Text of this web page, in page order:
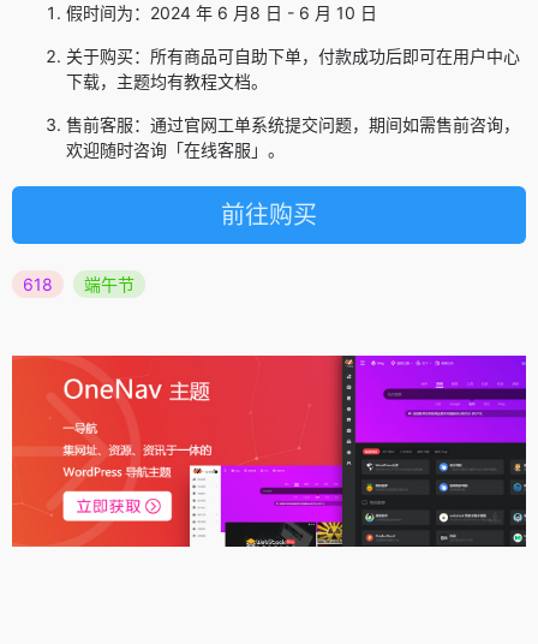
假时间为：2024 年 6 月8 日 - 6 月 10 日
关于购买：所有商品可自助下单，付款成功后即可在用户中心
下载，主题均有教程文档。
售前客服：通过官网工单系统提交问题，期间如需售前咨询，
欢迎随时咨询「在线客服」。
前往购买
618 端午节